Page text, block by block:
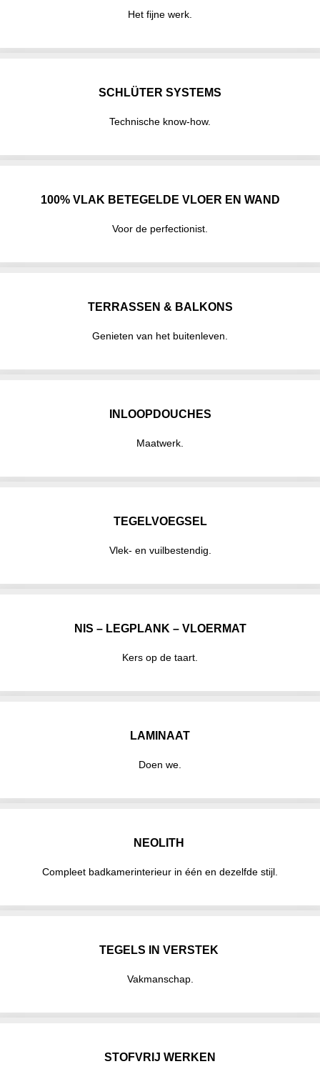
Het fijne werk.
SCHLÜTER SYSTEMS
Technische know-how.
100% VLAK BETEGELDE VLOER EN WAND
Voor de perfectionist.
TERRASSEN & BALKONS
Genieten van het buitenleven.
INLOOPDOUCHES
Maatwerk.
TEGELVOEGSEL
Vlek- en vuilbestendig.
NIS – LEGPLANK – VLOERMAT
Kers op de taart.
LAMINAAT
Doen we.
NEOLITH
Compleet badkamerinterieur in één en dezelfde stijl.
TEGELS IN VERSTEK
Vakmanschap.
STOFVRIJ WERKEN